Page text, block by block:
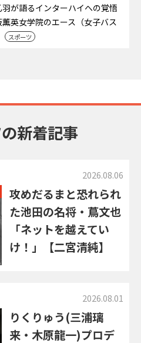
羽が語るインターハイへの覚悟
英女学院のエース（女子バス
スポーツ
新着記事
2026.08.06
攻めだるまと恐れられ
た池田の名将・蔦文也
「ネットを越えてい
け！」【二宮清純】
2026.08.01
りくりゅう(三浦璃
来・木原龍一)プロデ